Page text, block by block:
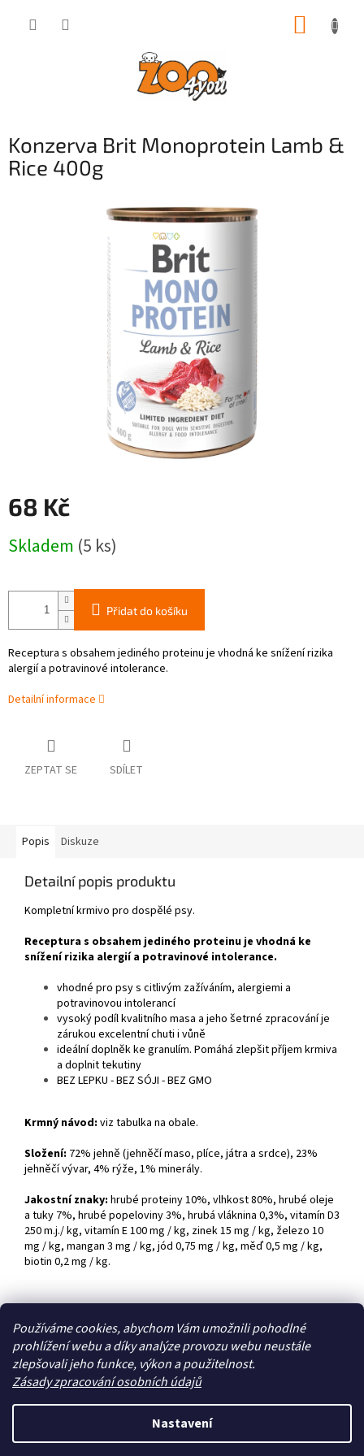
Používáme cookies, abychom Vám umožnili pohodlné
prohlížení webu a díky analýze provozu webu neustále
zlepšovali jeho funkce, výkon a použitelnost.
Zásady zpracování osobních údajů
Nastavení
Konzerva Brit Monoprotein Lamb &
Rice 400g
68 Kč
cena:
Skladem (5 ks)
Přidat do košíku
Receptura s obsahem jediného proteinu je vhodná ke snížení rizika
alergií a potravinové intolerance.
Detailní informace
ZEPTAT SE SDÍLET
Popis Diskuze
Detailní popis produktu
Kompletní krmivo pro dospělé psy.
Receptura s obsahem jediného proteinu je vhodná ke
snížení rizika alergií a potravinové intolerance.
vhodné pro psy s citlivým zažíváním, alergiemi a
potravinovou intolerancí
vysoký podíl kvalitního masa a jeho šetrné zpracování je
zárukou excelentní chuti i vůně
ideální doplněk ke granulím. Pomáhá zlepšit příjem krmiva
a doplnit tekutiny
BEZ LEPKU - BEZ SÓJI - BEZ GMO
Krmný návod: viz tabulka na obale.
Složení: 72% jehně (jehněčí maso, plíce, játra a srdce), 23%
jehněčí vývar, 4% rýže, 1% minerály.
Jakostní znaky: hrubé proteiny 10%, vlhkost 80%, hrubé oleje
a tuky 7%, hrubé popeloviny 3%, hrubá vláknina 0,3%, vitamín D3
250 m.j./ kg, vitamín E 100 mg / kg, zinek 15 mg / kg, železo 10
mg / kg, mangan 3 mg / kg, jód 0,75 mg / kg, měď 0,5 mg / kg,
biotin 0,2 mg / kg.
Zboží.cz Heureka.cz
Vytvořil Shoptet